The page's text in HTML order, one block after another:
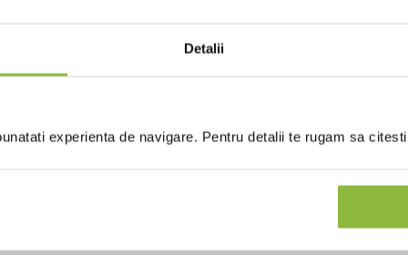
Detalii
experienta de navigare. Pentru detalii te rugam sa
(SULFIT)